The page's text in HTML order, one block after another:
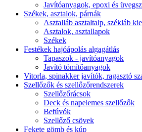
Javítóanyagok, epoxi és
Székek, asztalok, párnák
Asztalláb asztaltalp, székláb
Asztalok, asztallapok
Székek
Festékek hajóápolás algagátlás
Tapaszok - javítóanyagok
Javító tömítőanyagok
Vitorla, spinakker javítók, ragasztó
Szellőzők és szellőzőrendszerek
Szellőzőrácsok
Deck és napelemes szellőzők
Befúvók
Szellőző csövek
Fekete gömb és kúp